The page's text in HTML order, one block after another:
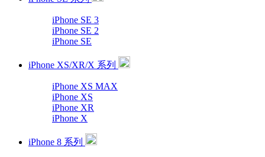
iPhone SE 3
iPhone SE 2
iPhone SE
iPhone XS/XR/X 系列
iPhone XS MAX
iPhone XS
iPhone XR
iPhone X
iPhone 8 系列